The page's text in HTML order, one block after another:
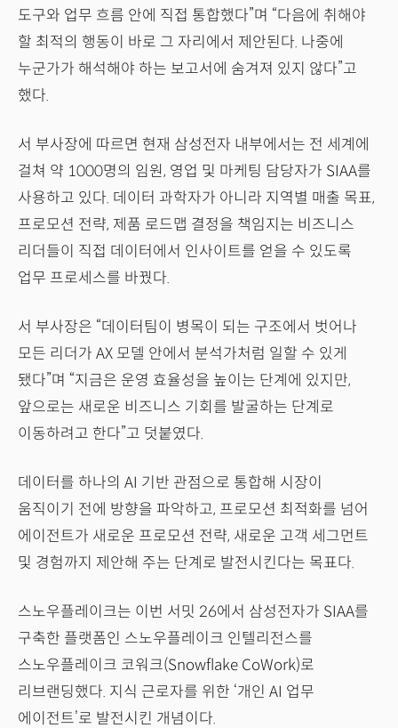
도구와 업무 흐름 안에 직접 통합했다”며 “다음에 취해야
할 최적의 행동이 바로 그 자리에서 제안된다. 나중에
누군가가 해석해야 하는 보고서에 숨겨져 있지 않다”고
했다.
서 부사장에 따르면 현재 삼성전자 내부에서는 전 세계에
걸쳐 약 1000명의 임원, 영업 및 마케팅 담당자가 SIAA를
사용하고 있다. 데이터 과학자가 아니라 지역별 매출 목표,
프로모션 전략, 제품 로드맵 결정을 책임지는 비즈니스
리더들이 직접 데이터에서 인사이트를 얻을 수 있도록
업무 프로세스를 바꿨다.
서 부사장은 “데이터팀이 병목이 되는 구조에서 벗어나
모든 리더가 AX 모델 안에서 분석가처럼 일할 수 있게
됐다”며 “지금은 운영 효율성을 높이는 단계에 있지만,
앞으로는 새로운 비즈니스 기회를 발굴하는 단계로
이동하려고 한다”고 덧붙였다.
데이터를 하나의 AI 기반 관점으로 통합해 시장이
움직이기 전에 방향을 파악하고, 프로모션 최적화를 넘어
에이전트가 새로운 프로모션 전략, 새로운 고객 세그먼트
및 경험까지 제안해 주는 단계로 발전시킨다는 목표다.
스노우플레이크는 이번 서밋 26에서 삼성전자가 SIAA를
구축한 플랫폼인 스노우플레이크 인텔리전스를
스노우플레이크 코워크(Snowflake CoWork)로
리브랜딩했다. 지식 근로자를 위한 ‘개인 AI 업무
에이전트’로 발전시킨 개념이다.